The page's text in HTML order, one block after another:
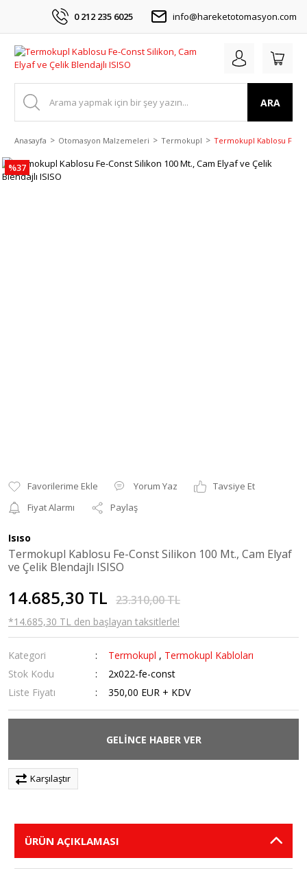
0 212 235 6025 info@hareketotomasyon.com
ARA
Anasayfa Otomasyon Malzemeleri Termokupl Termokupl Kablosu Fe-
%37
Yorum Yaz
Tavsiye Et
Fiyat Alarmı
Paylaş
Isıso
Termokupl Kablosu Fe-Const Silikon 100 Mt., Cam Elyaf
ve Çelik Blendajlı ISISO
14.685,30 TL 23.310,00 TL
*14.685,30 TL den başlayan taksitlerle!
Kategori Termokupl , Termokupl Kabloları
Stok Kodu
2x022-fe-const
Liste Fiyatı
350,00 EUR + KDV
GELİNCE HABER VER
Karşılaştır
ÜRÜN AÇIKLAMASI